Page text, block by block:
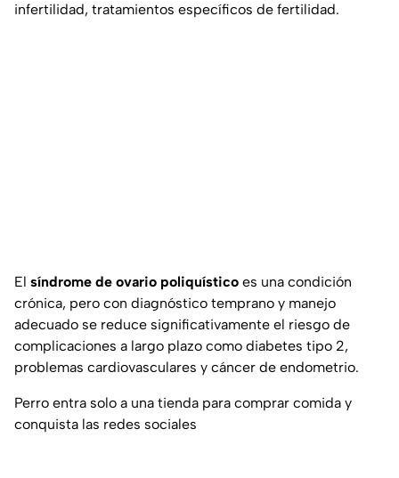
infertilidad, tratamientos específicos de fertilidad.
El síndrome de ovario poliquístico es una condición
crónica, pero con diagnóstico temprano y manejo
adecuado se reduce significativamente el riesgo de
complicaciones a largo plazo como diabetes tipo 2,
problemas cardiovasculares y cáncer de endometrio.
Perro entra solo a una tienda para comprar comida y
conquista las redes sociales